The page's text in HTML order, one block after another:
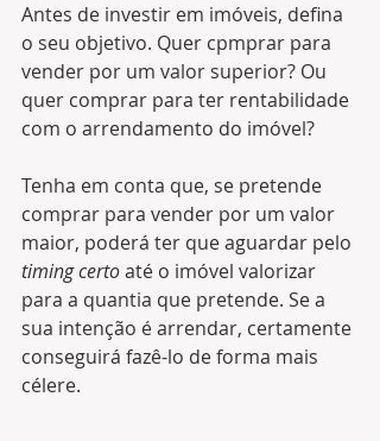
Antes de investir em imóveis, defina
o seu objetivo. Quer cpmprar para
vender por um valor superior? Ou
quer comprar para ter rentabilidade
com o arrendamento do imóvel?
Tenha em conta que, se pretende
comprar para vender por um valor
maior, poderá ter que aguardar pelo
timing certo até o imóvel valorizar
para a quantia que pretende. Se a
sua intenção é arrendar, certamente
conseguirá fazê-lo de forma mais
célere.